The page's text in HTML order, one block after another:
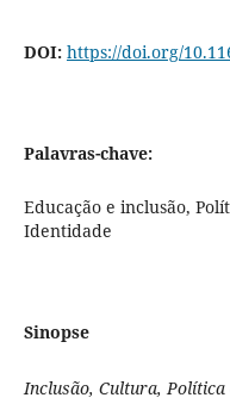
DOI: https://doi.org/
Palavras-chave:
Educação e inclusão,
Identidade
Sinopse
Inclusão, Cultura, Política